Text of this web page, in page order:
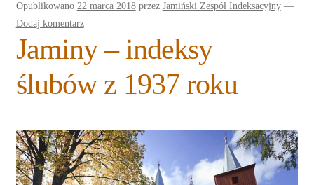
Opublikowano 22 marca 2018 przez Jamiński Zespół Indeksacyjny —
Dodaj komentarz
Jaminy – indeksy
ślubów z 1937 roku